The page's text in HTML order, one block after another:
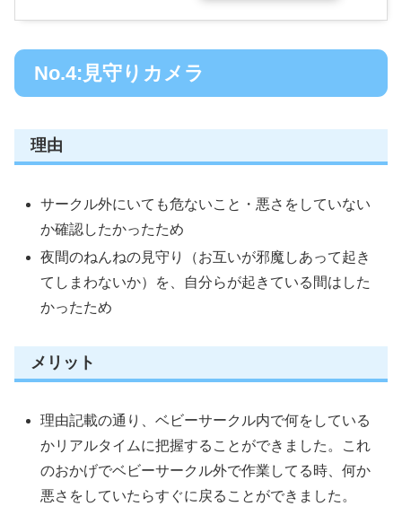
No.4:見守りカメラ
理由
サークル外にいても危ないこと・悪さをしていない
か確認したかったため
夜間のねんねの見守り（お互いが邪魔しあって起き
てしまわないか）を、自分らが起きている間はした
かったため
メリット
理由記載の通り、ベビーサークル内で何をしている
かリアルタイムに把握することができました。これ
のおかげでベビーサークル外で作業してる時、何か
悪さをしていたらすぐに戻ることができました。